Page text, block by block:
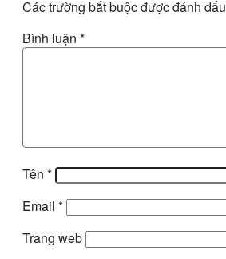
Các trường bắt buộc được đánh dấu
Bình luận *
Tên *
Email *
Trang web